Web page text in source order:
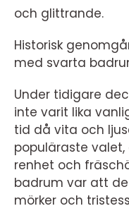
och glittrande.
Historisk
med svarta
Under tidigare
inte varit lika
tid då vita och
populäraste
renhet och
badrum var att
mörker och